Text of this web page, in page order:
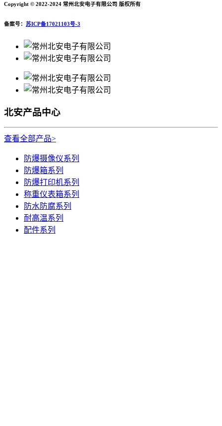
Copyright © 2022-2024 常州北安电子有限公司 版权所有
备案号： 苏ICP备17021103号-3
北安产品中心
查看全部产品>
防爆摄像仪系列
防爆箱系列
防爆打印机系列
称重仪表箱系列
防水防腐系列
耐高温系列
配件系列